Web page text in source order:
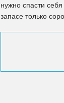
нужно спасти
запасе только